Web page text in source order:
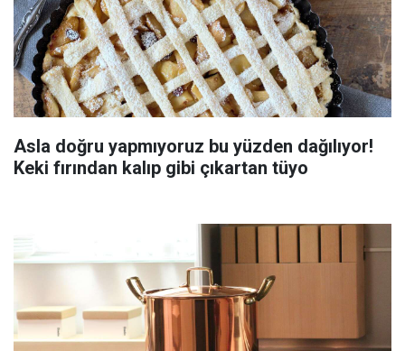
Asla doğru yapmıyoruz bu yüzden dağılıyor!
Keki fırından kalıp gibi çıkartan tüyo